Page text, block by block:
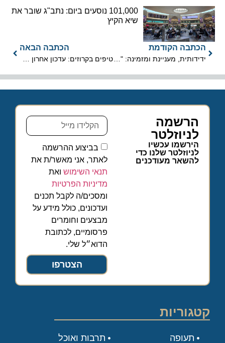
101,000 נוסעים ביום: נתב"ג שובר את
שיא הקיץ
הכתבה הקודמת הכתבה הבאה
הרשמה
לניוזלטר
הירשמו עכשיו
לניוזלטר שלנו כדי
להשאר מעודכנים
בביצוע ההרשמה
לאתר, אני מאשר/ת את
תנאי השימוש ואת
מדיניות הפרטיות
ומסכים/ה לקבל תכנים
ועדכונים, כולל מידע על
מבצעים וחומרים
פרסומיים, לכתובת
הדוא״ל שלי.
הצטרפו
קטגוריות
תעופה
תרבות ואוכל